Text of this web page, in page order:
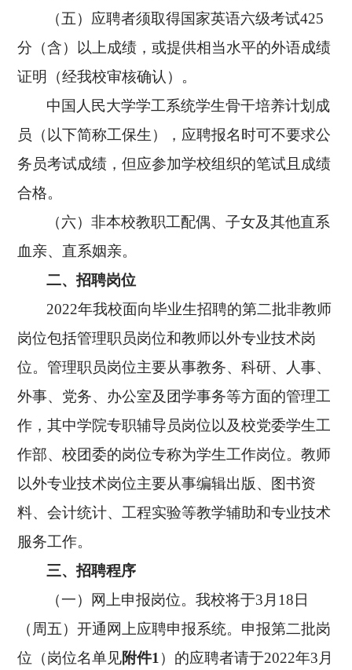
（五）应聘者须取得国家英语六级考试425
分（含）以上成绩，或提供相当水平的外语成绩
证明
（经我校审核确认）。
中国人民大学学工系统学生骨干培养计划成
员（以下简称工保生），应聘报名时可不要求公
务员考试成绩，但应参加学校组织的笔试且成绩
合格。
（六）非本校教职工配偶、子女及其他直系
血亲、直系姻亲。
二、招聘岗位
2022年我校面向毕业生招聘的第二批非教师
岗位包括管理职员岗位和教师以外专业技术岗
位。管理职员岗位主要从事教务、科研、人事、
外事、党务、办公室及团学事务等方面的管理工
作，其中学院专职辅导员岗位以及校党委学生工
作部、校团委的岗位专称为学生工作岗位。教师
以外专业技术岗位主要从事编辑出版、图书资
料、会计统计、工程实验等教学辅助和专业技术
服务工作。
三、招聘程序
（一）网上申报岗位。我校将于3月18日
（周五）开通网上应聘申报系统。申报第二批岗
位（岗位名单见附件1）的应聘者请于2022年3月